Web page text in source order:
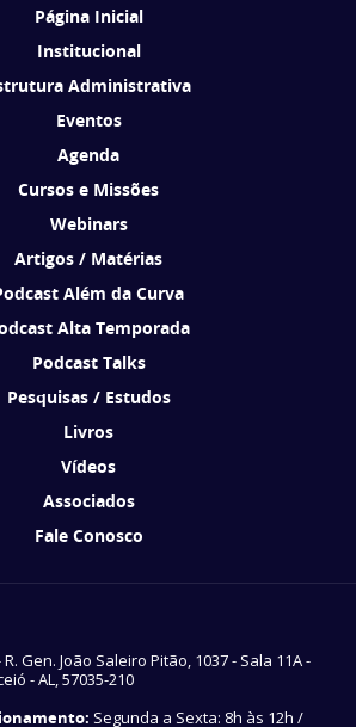
Página Inicial
Institucional
Administrativa
Eventos
Agenda
Cursos e Missões
Webinars
Artigos / Matérias
Além da Curva
Alta Temporada
Podcast Talks
Pesquisas / Estudos
Livros
Vídeos
Associados
Fale Conosco
Gen. João Saleiro Pitão, 1037 - Sala 11A -
- AL, 57035-210
Segunda a Sexta: 8h às 12h /